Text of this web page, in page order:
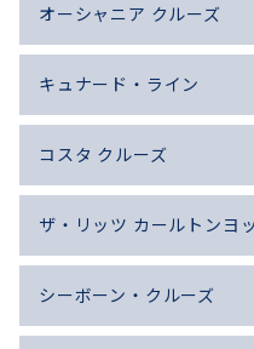
オーシャニア クルーズ
キュナード・ライン
コスタ クルーズ
ザ・リッツ カールトンヨ
シーボーン・クルーズ